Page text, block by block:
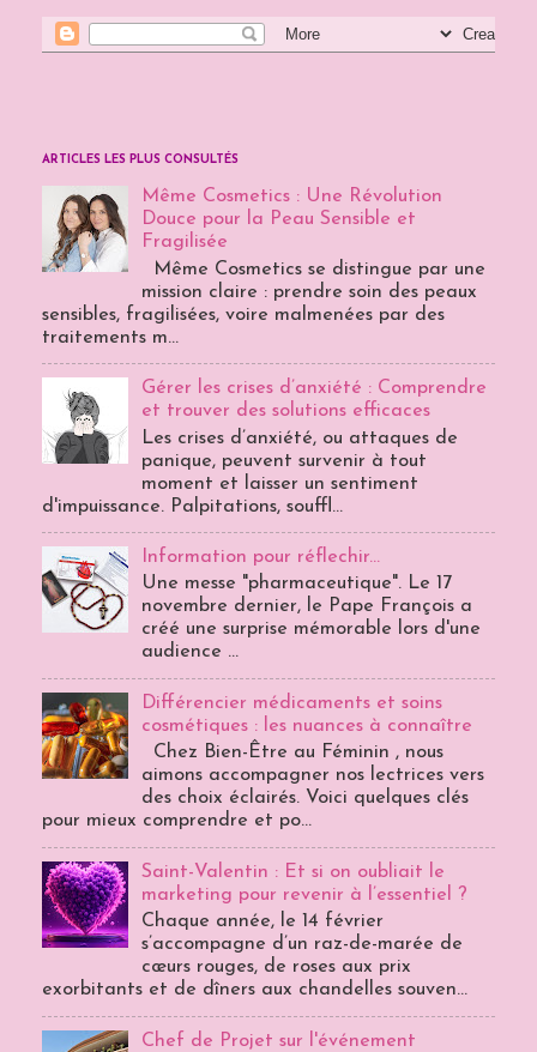
ARTICLES LES PLUS CONSULTÉS
Même Cosmetics : Une Révolution
Douce pour la Peau Sensible et
Fragilisée
Même Cosmetics se distingue par une
mission claire : prendre soin des peaux
sensibles, fragilisées, voire malmenées par des
traitements m...
Gérer les crises d’anxiété : Comprendre
et trouver des solutions efficaces
Les crises d’anxiété, ou attaques de
panique, peuvent survenir à tout
moment et laisser un sentiment
d'impuissance. Palpitations, souffl...
Information pour réflechir...
Une messe "pharmaceutique". Le 17
novembre dernier, le Pape François a
créé une surprise mémorable lors d'une
audience ...
Différencier médicaments et soins
cosmétiques : les nuances à connaître
Chez Bien-Être au Féminin , nous
aimons accompagner nos lectrices vers
des choix éclairés. Voici quelques clés
pour mieux comprendre et po...
Saint-Valentin : Et si on oubliait le
marketing pour revenir à l’essentiel ?
Chaque année, le 14 février
s’accompagne d’un raz-de-marée de
cœurs rouges, de roses aux prix
exorbitants et de dîners aux chandelles souven...
Chef de Projet sur l'événement